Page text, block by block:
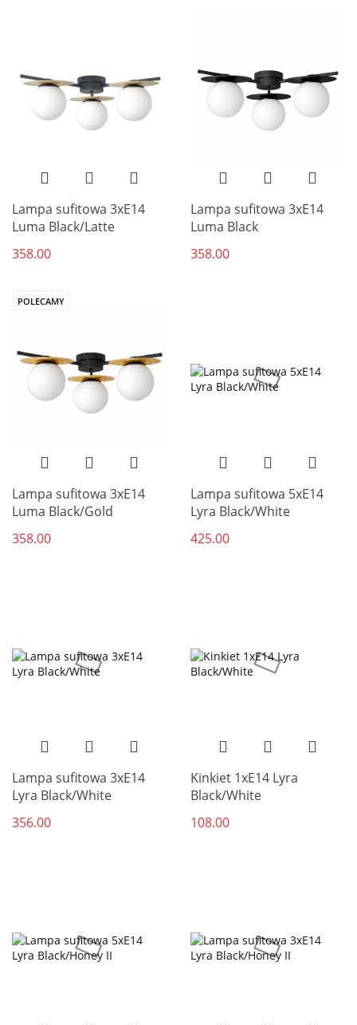
Lampa sufitowa 3xE14
Luma Black/Latte
358.00
Lampa sufitowa 3xE14
Luma Black
358.00
POLECAMY
Lampa sufitowa 3xE14
Luma Black/Gold
358.00
Lampa sufitowa 5xE14
Lyra Black/White
425.00
Lampa sufitowa 3xE14
Lyra Black/White
356.00
Kinkiet 1xE14 Lyra
Black/White
108.00